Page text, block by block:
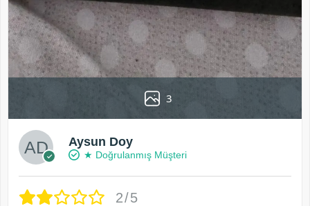
3
Aysun Doy
★ Doğrulanmış Müşteri
2/5